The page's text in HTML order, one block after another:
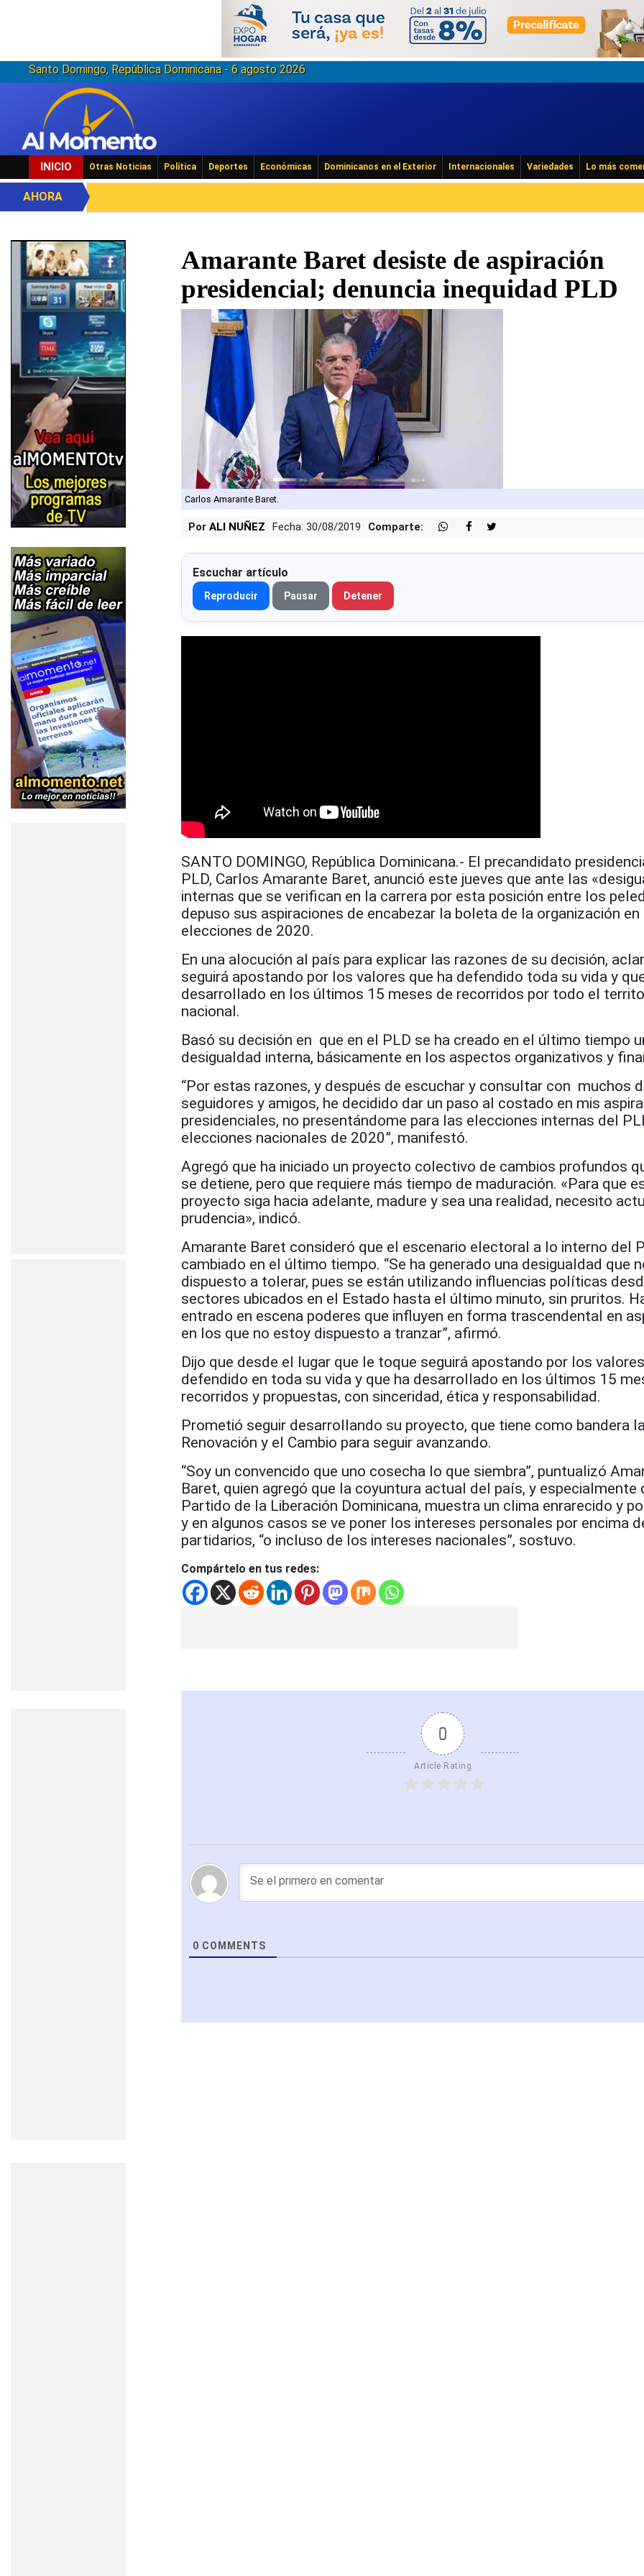
Santo Domingo, República Dominicana - 6 agosto 2026
INICIO Otras Noticias Política Deportes Económicas Dominicanos en el Exterior Internacionales Variedades Lo más
AHORA
Amarante Baret desiste de aspiración
presidencial; denuncia inequidad PLD
Carlos Amarante Baret.
Por ALI NUÑEZ Fecha: 30/08/2019 Comparte:
Escuchar artículo
Reproducir Pausar Detener
SANTO DOMINGO, República Dominicana.- El precandidato
PLD, Carlos Amarante Baret, anunció este jueves que ante las
internas que se verifican en la carrera por esta posición entre los
depuso sus aspiraciones de encabezar la boleta de la organización en
elecciones de 2020.
En una alocución al país para explicar las razones de su decisión,
seguirá apostando por los valores que ha defendido toda su vida y
desarrollado en los últimos 15 meses de recorridos por todo el
nacional.
Basó su decisión en que en el PLD se ha creado en el último tiempo
desigualdad interna, básicamente en los aspectos organizativos y
“Por estas razones, y después de escuchar y consultar con muchos
seguidores y amigos, he decidido dar un paso al costado en mis
presidenciales, no presentándome para las elecciones internas del
elecciones nacionales de 2020”, manifestó.
Agregó que ha iniciado un proyecto colectivo de cambios profundos
se detiene, pero que requiere más tiempo de maduración. «Para que
proyecto siga hacia adelante, madure y sea una realidad, necesito
prudencia», indicó.
Amarante Baret consideró que el escenario electoral a lo interno del
cambiado en el último tiempo. “Se ha generado una desigualdad que
dispuesto a tolerar, pues se están utilizando influencias políticas
sectores ubicados en el Estado hasta el último minuto, sin pruritos.
entrado en escena poderes que influyen en forma trascendental en
en los que no estoy dispuesto a tranzar”, afirmó.
Dijo que desde el lugar que le toque seguirá apostando por los
defendido en toda su vida y que ha desarrollado en los últimos 15
recorridos y propuestas, con sinceridad, ética y responsabilidad.
Prometió seguir desarrollando su proyecto, que tiene como bandera
Renovación y el Cambio para seguir avanzando.
“Soy un convencido que uno cosecha lo que siembra”, puntualizó
Baret, quien agregó que la coyuntura actual del país, y especialmente
Partido de la Liberación Dominicana, muestra un clima enrarecido y
y en algunos casos se ve poner los intereses personales por encima
partidarios, “o incluso de los intereses nacionales”, sostuvo.
Compártelo en tus redes:
0
Article Rating
0 COMMENTS